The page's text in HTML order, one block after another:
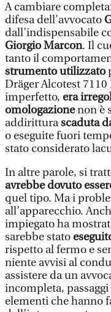
A cambiare
difesa dell’avvocato
dall’indispensabile
Giorgio Marcon. Il
tanto il
strumento utilizzato
Dräger Alcotest
imperfetto, era
omologazionenon è
addiritturascaduta
o eseguite fuori
stato considerato
In altre parole, si
avrebbe dovuto
quel tipo. Ma i
all’apparecchio.
impiegato ha
sarebbe stato
rispetto al fermo e
niente avvisi al
assistere da un
incompleta,
elementi che hanno